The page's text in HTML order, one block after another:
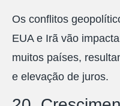
Os conflitos
EUA e Irã vão
muitos países,
e elevação de juros.